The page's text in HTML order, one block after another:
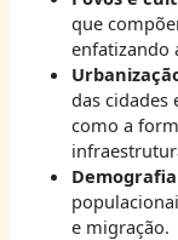
que
enfatizando
das cidades
como a
Demografia
e migração.